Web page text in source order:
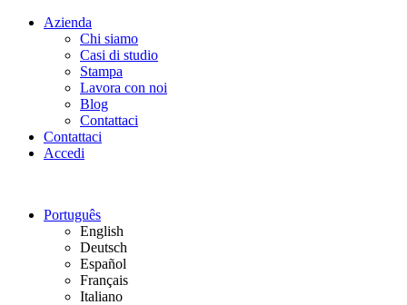
Azienda
Chi siamo
Casi di studio
Stampa
Lavora con noi
Blog
Contattaci
Contattaci
Accedi
Português
English
Deutsch
Español
Français
Italiano